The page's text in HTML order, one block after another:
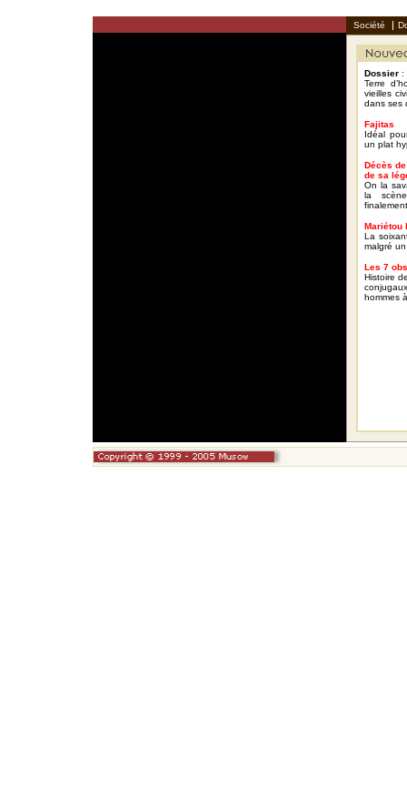
Société
Dossier:
Terre
vieilles
dans ses
Fajitas
Idéal
un plat
Décès
de sa
On la
la
Mariétou
La
malgré
Les 7
Histoire
hommes